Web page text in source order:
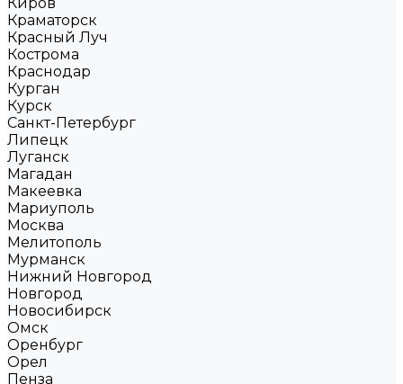
Краматорск
Красный Луч
Кострома
Краснодар
Курган
Курск
Санкт-Петербург
Липецк
Луганск
Магадан
Макеевка
Мариуполь
Москва
Мелитополь
Мурманск
Нижний Новгород
Новгород
Новосибирск
Омск
Оренбург
Орел
Пенза